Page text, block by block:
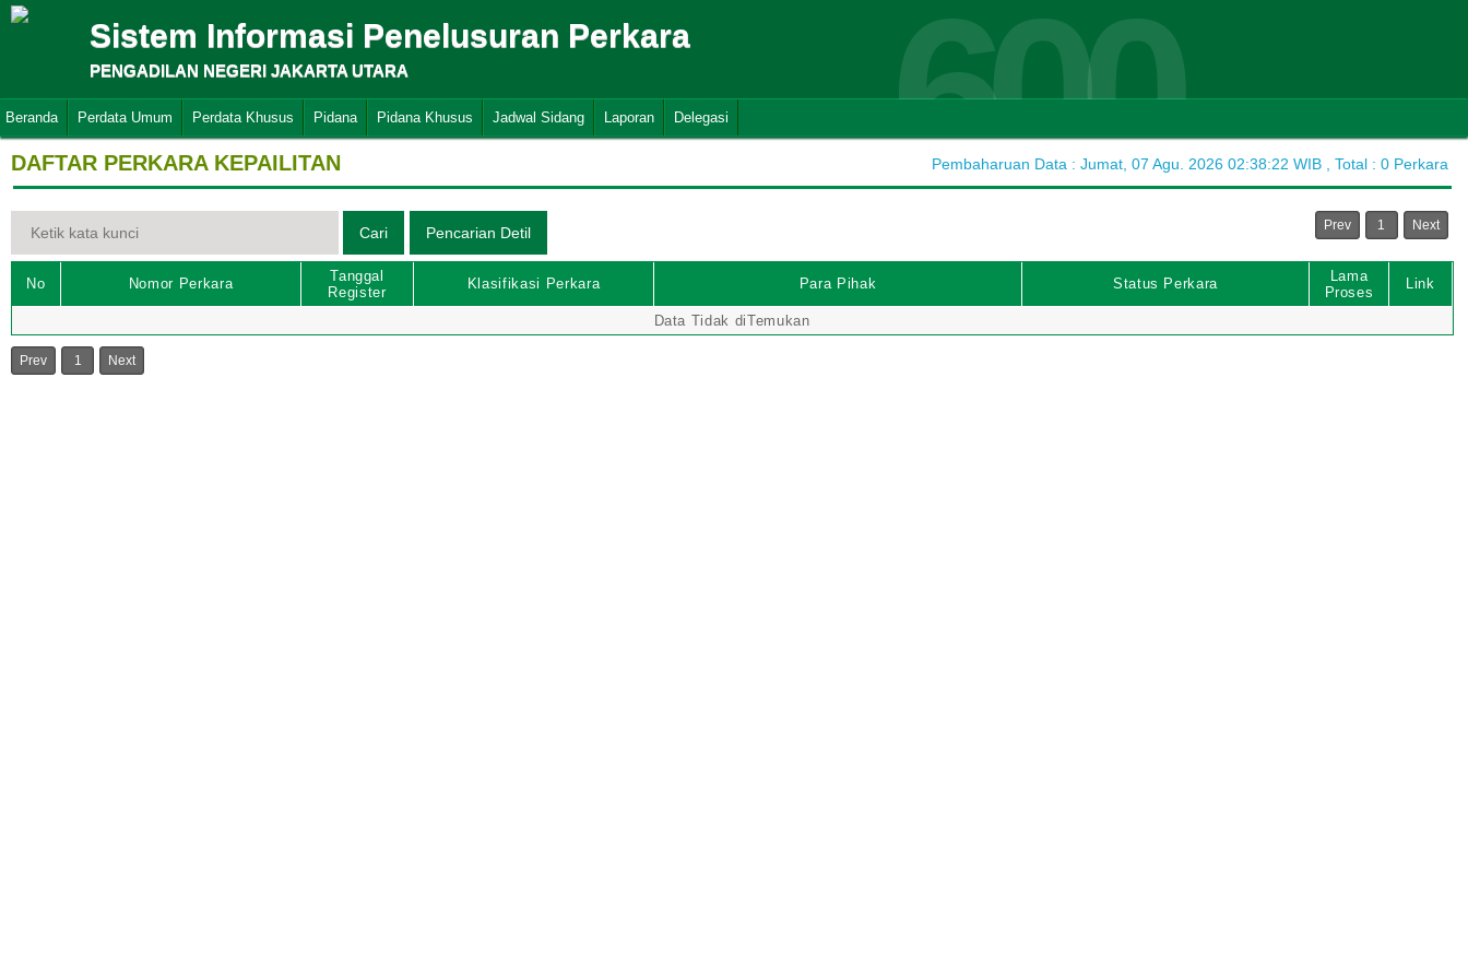
Sistem Informasi Penelusuran Perkara
PENGADILAN NEGERI JAKARTA UTARA 600
Beranda Perdata Umum Perdata Khusus Pidana Pidana Khusus Jadwal Sidang Laporan Delegasi
DAFTAR PERKARA KEPAILITAN Pembaharuan Data : Jumat, 07 Agu. 2026 02:38:22 WIB , Total : 0 Perkara
Prev 1 Next
No Nomor Perkara
Tanggal
Register
Klasifikasi Perkara Para Pihak Status Perkara
Lama
Proses
Link
Data Tidak diTemukan
Prev 1 Next